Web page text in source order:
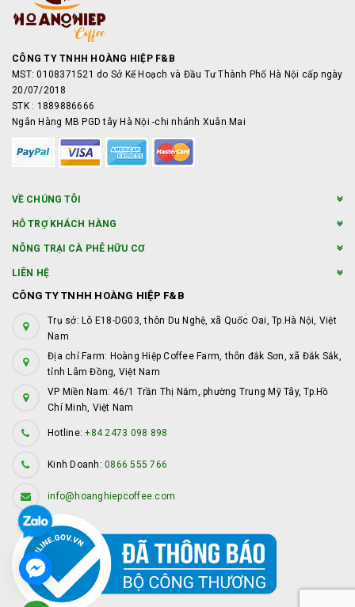
CÔNG TY TNHH HOÀNG HIỆP F&B
MST: 0108371521 do Sở Kế Hoạch và Đầu Tư Thành Phố Hà Nội cấp ngày
20/07/2018
STK : 1889886666
Ngân Hàng MB PGD tây Hà Nội -chi nhánh Xuân Mai
VỀ CHÚNG TÔI
HỖ TRỢ KHÁCH HÀNG
NÔNG TRẠI CÀ PHÊ HỮU CƠ
LIÊN HỆ
CÔNG TY TNHH HOÀNG HIỆP F&B
Trụ sở: Lô E18-DG03, thôn Du Nghệ, xã Quốc Oai, Tp.Hà Nội, Việt
Nam
Địa chỉ Farm: Hoàng Hiệp Coffee Farm, thôn đắk Sơn, xã Đắk Sắk,
tỉnh Lâm Đồng, Việt Nam
VP Miền Nam: 46/1 Trần Thị Năm, phường Trung Mỹ Tây, Tp.Hồ
Chí Minh, Việt Nam
Hotline:+84 2473 098 898
Kinh Doanh: 0866 555 766
info@hoanghiepcoffee.com